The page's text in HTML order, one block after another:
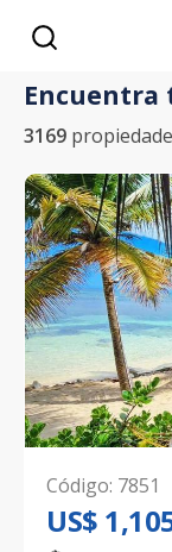
Encuentra
3169
Código: 7851
US$